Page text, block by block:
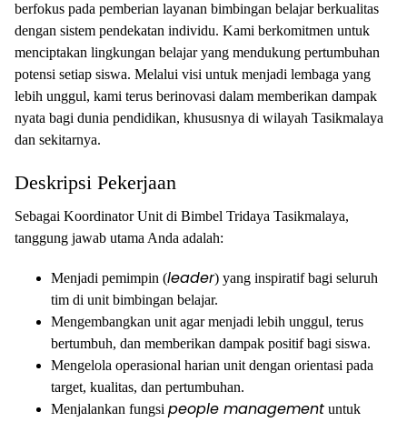
berfokus pada pemberian layanan bimbingan belajar berkualitas
dengan sistem pendekatan individu. Kami berkomitmen untuk
menciptakan lingkungan belajar yang mendukung pertumbuhan
potensi setiap siswa. Melalui visi untuk menjadi lembaga yang
lebih unggul, kami terus berinovasi dalam memberikan dampak
nyata bagi dunia pendidikan, khususnya di wilayah Tasikmalaya
dan sekitarnya.
Deskripsi Pekerjaan
Sebagai Koordinator Unit di Bimbel Tridaya Tasikmalaya,
tanggung jawab utama Anda adalah:
Menjadi pemimpin (leader) yang inspiratif bagi seluruh
tim di unit bimbingan belajar.
Mengembangkan unit agar menjadi lebih unggul, terus
bertumbuh, dan memberikan dampak positif bagi siswa.
Mengelola operasional harian unit dengan orientasi pada
target, kualitas, dan pertumbuhan.
Menjalankan fungsi people management untuk